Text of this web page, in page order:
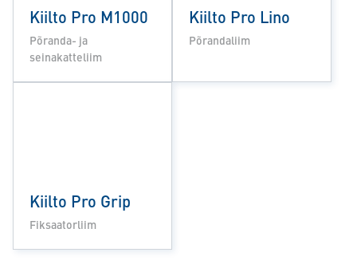
Kiilto Pro M1000
Põranda- ja
seinakatteliim
Kiilto Pro Lino
Põrandaliim
Kiilto Pro Grip
Fiksaatorliim